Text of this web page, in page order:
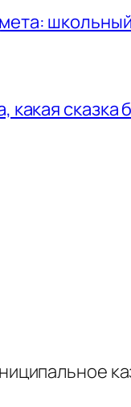
какая сказка